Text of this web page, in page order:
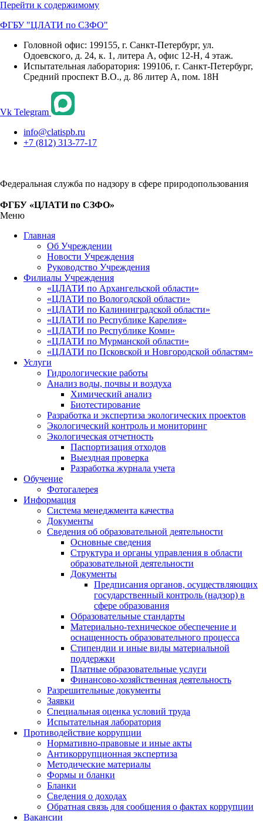
Перейти к содержимому
ФГБУ "ЦЛАТИ по СЗФО"
Головной офис: 199155, г. Санкт-Петербург, ул.
Одоевского, д. 24, к. 1, литера А, офис 12-Н, 4 этаж.
Испытательная лаборатория: 199106, г. Санкт-Петербург,
Средний проспект В.О., д. 86 литер А, пом. 18Н
Vk Telegram
info@clatispb.ru
+7 (812) 313-77-17
Федеральная служба по надзору в сфере природопользования
ФГБУ «ЦЛАТИ по СЗФО»
Меню
Главная
Об Учреждении
Новости Учреждения
Руководство Учреждения
Филиалы Учреждения
«ЦЛАТИ по Архангельской области»
«ЦЛАТИ по Вологодской области»
«ЦЛАТИ по Калининградской области»
«ЦЛАТИ по Республике Карелия»
«ЦЛАТИ по Республике Коми»
«ЦЛАТИ по Мурманской области»
«ЦЛАТИ по Псковской и Новгородской областям»
Услуги
Гидрологические работы
Анализ воды, почвы и воздуха
Химический анализ
Биотестирование
Разработка и экспертиза экологических проектов
Экологический контроль и мониторинг
Экологическая отчетность
Паспортизация отходов
Выездная проверка
Разработка журнала учета
Обучение
Фотогалерея
Информация
Система менеджмента качества
Документы
Сведения об образовательной деятельности
Основные сведения
Структура и органы управления в области
образовательной деятельности
Документы
Предписания органов, осуществляющих
государственный контроль (надзор) в
сфере образования
Образовательные стандарты
Материально-техническое обеспечение и
оснащенность образовательного процесса
Стипендии и иные виды материальной
поддержки
Платные образовательные услуги
Финансово-хозяйственная деятельность
Разрешительные документы
Заявки
Специальная оценка условий труда
Испытательная лаборатория
Противодействие коррупции
Нормативно-правовые и иные акты
Антикоррупционная экспертиза
Методические материалы
Формы и бланки
Бланки
Сведения о доходах
Обратная связь для сообщения о фактах коррупции
Вакансии